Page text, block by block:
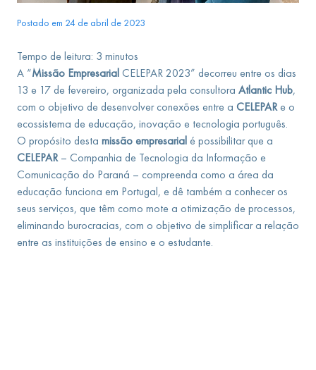
Postado em 24 de abril de 2023
Tempo de leitura: 3 minutos
A “Missão Empresarial CELEPAR 2023” decorreu entre os dias
13 e 17 de fevereiro, organizada pela consultora Atlantic Hub,
com o objetivo de desenvolver conexões entre a CELEPARe o
ecossistema de educação, inovação e tecnologia português.
O propósito desta missão empresarial é possibilitar que a
CELEPAR– Companhia de Tecnologia da Informação e
Comunicação do Paraná – compreenda como a área da
educação funciona em Portugal, e dê também a conhecer os
seus serviços, que têm como mote a otimização de processos,
eliminando burocracias, com o objetivo de simplificar a relação
entre as instituições de ensino e o estudante.